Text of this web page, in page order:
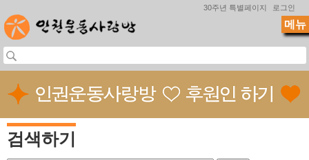
30주년 특별페이지 로그인
검색하기
메뉴